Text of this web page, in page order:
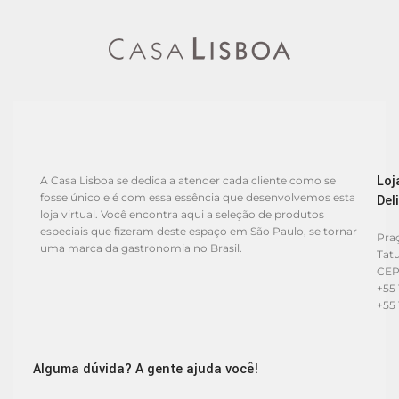
A Casa Lisboa se dedica a atender cada cliente como se
fosse único e é com essa essência que desenvolvemos esta
loja virtual. Você encontra aqui a seleção de produtos
especiais que fizeram deste espaço em São Paulo, se tornar
uma marca da gastronomia no Brasil.
+55
+55
Alguma dúvida? A gente ajuda você!